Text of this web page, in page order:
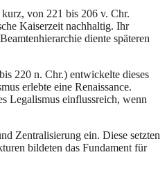
von 221 bis 206 v. Chr.
Kaiserzeit nachhaltig. Ihr
diente späteren
220 n. Chr.) entwickelte dieses
erlebte eine Renaissance.
Legalismus einflussreich, wenn
Zentralisierung ein. Diese setzten
bildeten das Fundament für